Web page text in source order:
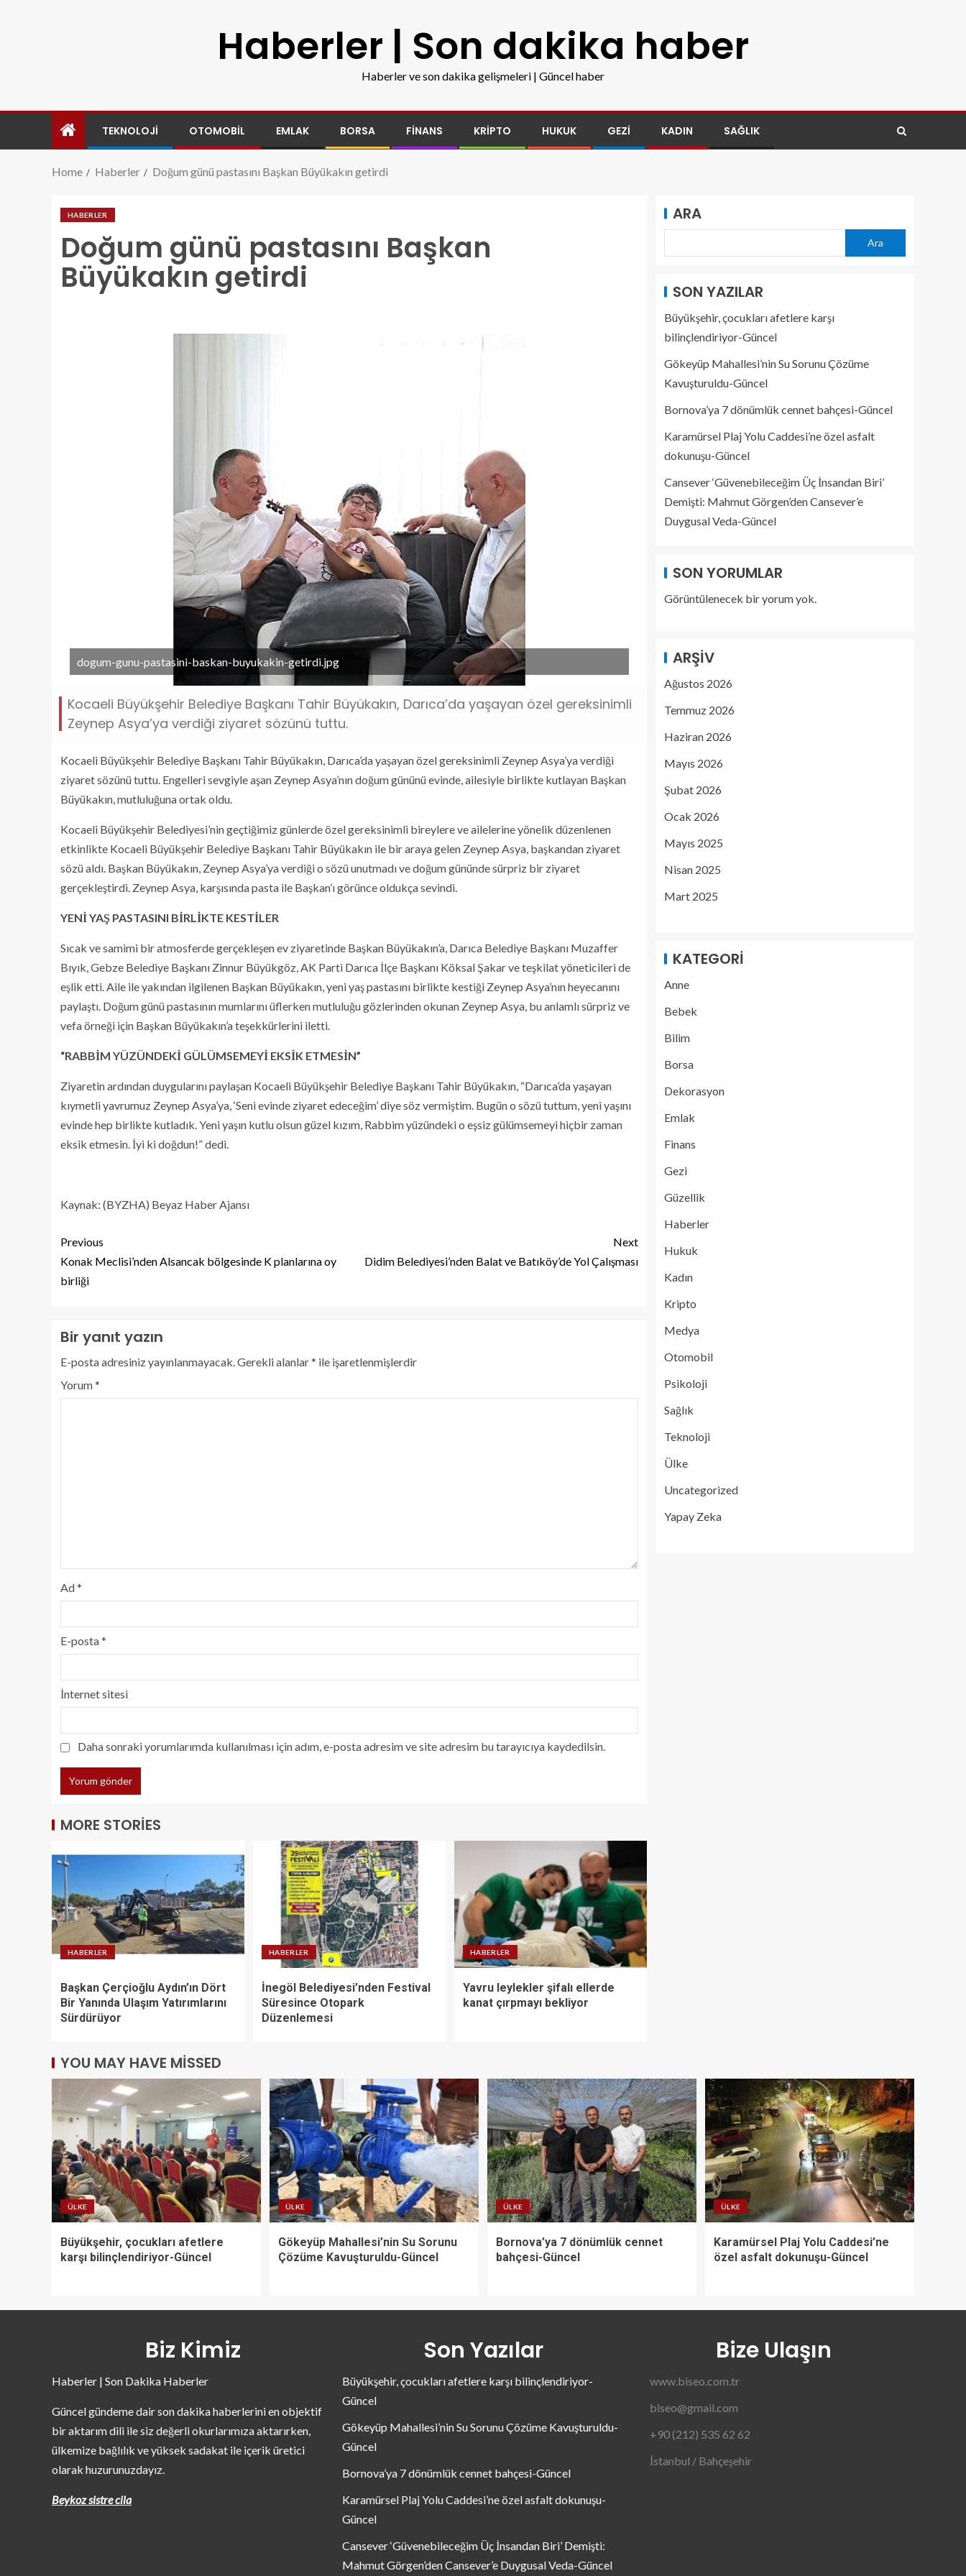
Haberler | Son dakika haber
Haberler ve son dakika gelişmeleri | Güncel haber
TEKNOLOJI OTOMOBIL EMLAK BORSA FINANS KRIPTO HUKUK GEZI KADIN SAĞLIK
Home Haberler Doğum günü pastasını Başkan Büyükakın getirdi
HABERLER
Doğum günü pastasını Başkan
Büyükakın getirdi
dogum-gunu-pastasini-baskan-buyukakin-getirdi.jpg
Kocaeli Büyükşehir Belediye Başkanı Tahir Büyükakın, Darıca’da yaşayan özel gereksinimli
Zeynep Asya’ya verdiği ziyaret sözünü tuttu.
Kocaeli Büyükşehir Belediye Başkanı Tahir Büyükakın, Darıca’da yaşayan özel gereksinimli Zeynep Asya’ya verdiği
ziyaret sözünü tuttu. Engelleri sevgiyle aşan Zeynep Asya’nın doğum gününü evinde, ailesiyle birlikte kutlayan Başkan
Büyükakın, mutluluğuna ortak oldu.
Kocaeli Büyükşehir Belediyesi’nin geçtiğimiz günlerde özel gereksinimli bireylere ve ailelerine yönelik düzenlenen
etkinlikte Kocaeli Büyükşehir Belediye Başkanı Tahir Büyükakın ile bir araya gelen Zeynep Asya, başkandan ziyaret
sözü aldı. Başkan Büyükakın, Zeynep Asya’ya verdiği o sözü unutmadı ve doğum gününde sürpriz bir ziyaret
gerçekleştirdi. Zeynep Asya, karşısında pasta ile Başkan’ı görünce oldukça sevindi.
YENİ YAŞ PASTASINI BİRLİKTE KESTİLER
Sıcak ve samimi bir atmosferde gerçekleşen ev ziyaretinde Başkan Büyükakın’a, Darıca Belediye Başkanı Muzaffer
Bıyık, Gebze Belediye Başkanı Zinnur Büyükgöz, AK Parti Darıca İlçe Başkanı Köksal Şakar ve teşkilat yöneticileri de
eşlik etti. Aile ile yakından ilgilenen Başkan Büyükakın, yeni yaş pastasını birlikte kestiği Zeynep Asya’nın heyecanını
paylaştı. Doğum günü pastasının mumlarını üflerken mutluluğu gözlerinden okunan Zeynep Asya, bu anlamlı sürpriz ve
vefa örneği için Başkan Büyükakın’a teşekkürlerini iletti.
“RABBİM YÜZÜNDEKİ GÜLÜMSEMEYİ EKSİK ETMESİN”
Ziyaretin ardından duygularını paylaşan Kocaeli Büyükşehir Belediye Başkanı Tahir Büyükakın, “Darıca’da yaşayan
kıymetli yavrumuz Zeynep Asya’ya, ‘Seni evinde ziyaret edeceğim’ diye söz vermiştim. Bugün o sözü tuttum, yeni yaşını
evinde hep birlikte kutladık. Yeni yaşın kutlu olsun güzel kızım, Rabbim yüzündeki o eşsiz gülümsemeyi hiçbir zaman
eksik etmesin. İyi ki doğdun!” dedi.
Kaynak: (BYZHA) Beyaz Haber Ajansı
Previous
Konak Meclisi’nden Alsancak bölgesinde K planlarına oy
birliği
Next
Didim Belediyesi’nden Balat ve Batıköy’de Yol Çalışması
Bir yanıt yazın
E-posta adresiniz yayınlanmayacak.Gerekli alanlar* ile işaretlenmişlerdir
Yorum*
Ad*
E-posta*
İnternet sitesi
Daha sonraki yorumlarımda kullanılması için adım, e-posta adresim ve site adresim bu tarayıcıya kaydedilsin.
MORE STORIES
HABERLER
Başkan Çerçioğlu Aydın’ın Dört
Bir Yanında Ulaşım Yatırımlarını
Sürdürüyor
HABERLER
İnegöl Belediyesi’nden Festival
Süresince Otopark
Düzenlemesi
HABERLER
Yavru leylekler şifalı ellerde
kanat çırpmayı bekliyor
ARA
Ara
SON YAZILAR
Büyükşehir, çocukları afetlere karşı
bilinçlendiriyor-Güncel
Gökeyüp Mahallesi’nin Su Sorunu Çözüme
Kavuşturuldu-Güncel
Bornova’ya 7 dönümlük cennet bahçesi-Güncel
Karamürsel Plaj Yolu Caddesi’ne özel asfalt
dokunuşu-Güncel
Cansever ‘Güvenebileceğim Üç İnsandan Biri’
Demişti: Mahmut Görgen’den Cansever’e
Duygusal Veda-Güncel
SON YORUMLAR
Görüntülenecek bir yorum yok.
ARŞIV
Ağustos 2026
Temmuz 2026
Haziran 2026
Mayıs 2026
Şubat 2026
Ocak 2026
Mayıs 2025
Nisan 2025
Mart 2025
KATEGORI
Anne
Bebek
Bilim
Borsa
Dekorasyon
Emlak
Finans
Gezi
Güzellik
Haberler
Hukuk
Kadın
Kripto
Medya
Otomobil
Psikoloji
Sağlık
Teknoloji
Ülke
Uncategorized
Yapay Zeka
YOU MAY HAVE MISSED
ÜLKE
Büyükşehir, çocukları afetlere
karşı bilinçlendiriyor-Güncel
ÜLKE
Gökeyüp Mahallesi’nin Su Sorunu
Çözüme Kavuşturuldu-Güncel
ÜLKE
Bornova’ya 7 dönümlük cennet
bahçesi-Güncel
ÜLKE
Karamürsel Plaj Yolu Caddesi’ne
özel asfalt dokunuşu-Güncel
Biz Kimiz
Haberler | Son Dakika Haberler
Güncel gündeme dair son dakika haberlerini en objektif
bir aktarım dili ile siz değerli okurlarımıza aktarırken,
ülkemize bağlılık ve yüksek sadakat ile içerik üretici
olarak huzurunuzdayız.
Beykoz sistre cila
Son Yazılar
Büyükşehir, çocukları afetlere karşı bilinçlendiriyor-
Güncel
Gökeyüp Mahallesi’nin Su Sorunu Çözüme Kavuşturuldu-
Güncel
Bornova’ya 7 dönümlük cennet bahçesi-Güncel
Karamürsel Plaj Yolu Caddesi’ne özel asfalt dokunuşu-
Güncel
Cansever ‘Güvenebileceğim Üç İnsandan Biri’ Demişti:
Mahmut Görgen’den Cansever’e Duygusal Veda-Güncel
Bize Ulaşın
www.biseo.com.tr
biseo@gmail.com
+90 (212) 535 62 62
İstanbul / Bahçeşehir